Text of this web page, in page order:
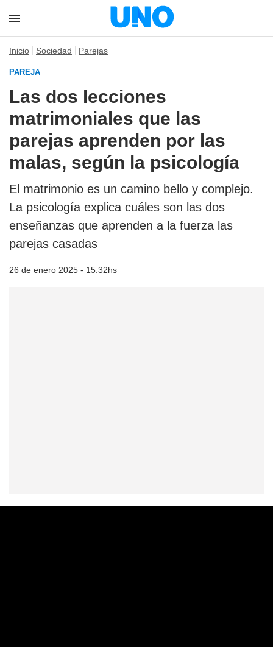
Inicio Sociedad Parejas
PAREJA
Las dos lecciones
matrimoniales que las
parejas aprenden por las
malas, según la psicología
El matrimonio es un camino bello y complejo.
La psicología explica cuáles son las dos
enseñanzas que aprenden a la fuerza las
parejas casadas
26 de enero 2025 - 15:32hs